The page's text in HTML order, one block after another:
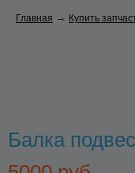
Главная → Купить
Балка